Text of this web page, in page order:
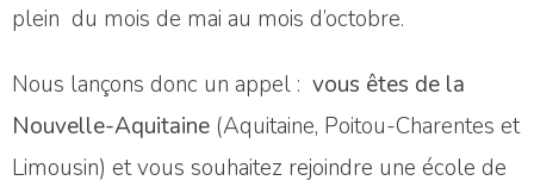
plein du mois de mai au mois d’octobre.
Nous lançons donc un appel : vous êtes de la
Nouvelle-Aquitaine (Aquitaine, Poitou-Charentes et
Limousin) et vous souhaitez rejoindre une école de